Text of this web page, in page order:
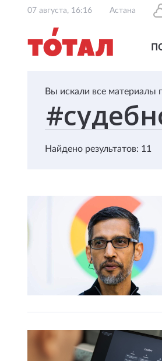
07 августа, 16:16 Астана
Вы искали все материалы
Найдено результатов: 11